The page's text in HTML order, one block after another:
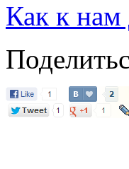
Как к нам